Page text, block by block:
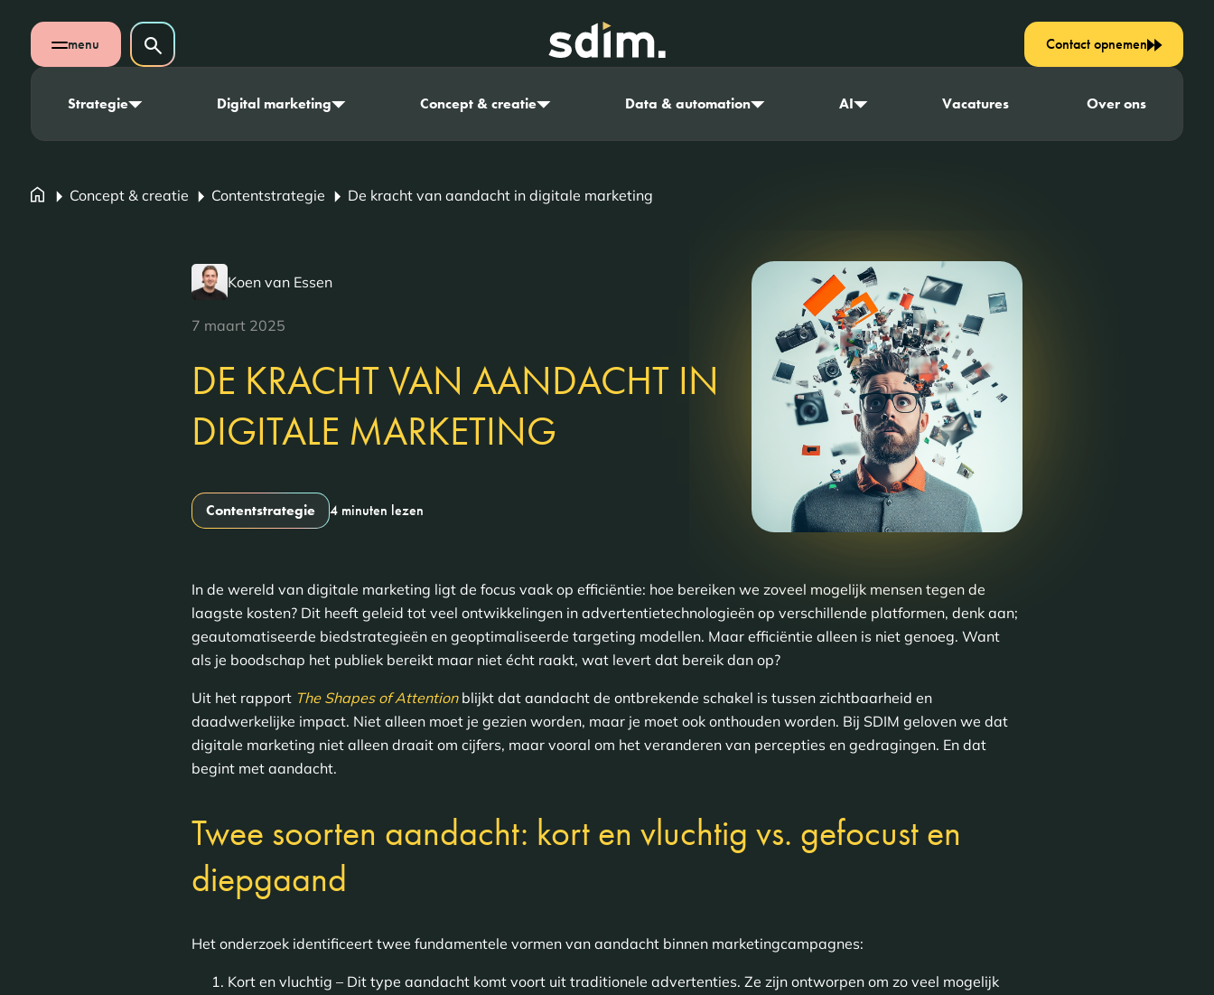
Navigatie overslaan
Open mobiel menu
menu Zoeken op website
Zoeken
Strategie Digital marketing Concept & creatie Data & automation AI Vacatures Over ons
Contact opnemen
Concept & creatie Contentstrategie De kracht van aandacht in digitale marketing
Koen van Essen
7 maart 2025
DE KRACHT VAN AANDACHT IN
DIGITALE MARKETING
Contentstrategie 4 minuten lezen
In de wereld van digitale marketing ligt de focus vaak op efficiëntie: hoe bereiken we zoveel mogelijk mensen tegen de
laagste kosten? Dit heeft geleid tot veel ontwikkelingen in advertentietechnologieën op verschillende platformen, denk aan;
geautomatiseerde biedstrategieën en geoptimaliseerde targeting modellen. Maar efficiëntie alleen is niet genoeg. Want
als je boodschap het publiek bereikt maar niet écht raakt, wat levert dat bereik dan op?
Uit het rapport The Shapes of Attentionblijkt dat aandacht de ontbrekende schakel is tussen zichtbaarheid en
daadwerkelijke impact. Niet alleen moet je gezien worden, maar je moet ook onthouden worden. Bij SDIM geloven we dat
digitale marketing niet alleen draait om cijfers, maar vooral om het veranderen van percepties en gedragingen. En dat
begint met aandacht.
Twee soorten aandacht: kort en vluchtig vs. gefocust en
diepgaand
Het onderzoek identificeert twee fundamentele vormen van aandacht binnen marketingcampagnes:
Kort en vluchtig – Dit type aandacht komt voort uit traditionele advertenties. Ze zijn ontworpen om zo veel mogelijk